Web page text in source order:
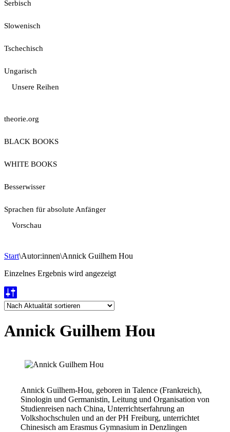
Serbisch
Slowenisch
Tschechisch
Ungarisch
Unsere Reihen
theorie.org
BLACK BOOKS
WHITE BOOKS
Besserwisser
Sprachen für absolute Anfänger
Vorschau
Start\Autor:innen\Annick Guilhem Hou
Einzelnes Ergebnis wird angezeigt
Annick Guilhem Hou
Annick Guilhem-Hou, geboren in Talence (Frankreich),
Sinologin und Germanistin, Leitung und Organisation von
Studienreisen nach China, Unterrichtserfahrung an
Volkshochschulen und an der PH Freiburg, unterrichtet
Chinesisch am Erasmus Gymnasium in Denzlingen